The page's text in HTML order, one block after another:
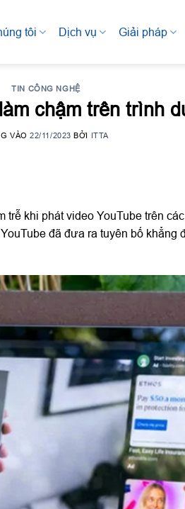
tôi Dịch vụ Giải pháp
TIN CÔNG NGHỆ
chậm trên trình
VÀO22/11/2023 BỞI ITTA
khi phát video YouTube trên
đã đưa ra tuyên bố